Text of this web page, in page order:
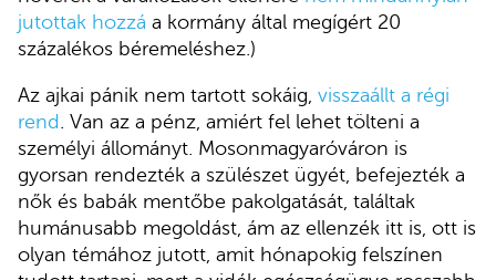
jutottak hozzá a kormány által megígért 20
százalékos béremeléshez.)
Az ajkai pánik nem tartott sokáig, visszaállt a régi
rend . Van az a pénz, amiért fel lehet tölteni a
személyi állományt. Mosonmagyaróváron is
gyorsan rendezték a szülészet ügyét, befejezték a
nők és babák mentőbe pakolgatását, találtak
humánusabb megoldást, ám az ellenzék itt is, ott is
olyan témához jutott, amit hónapokig felszínen